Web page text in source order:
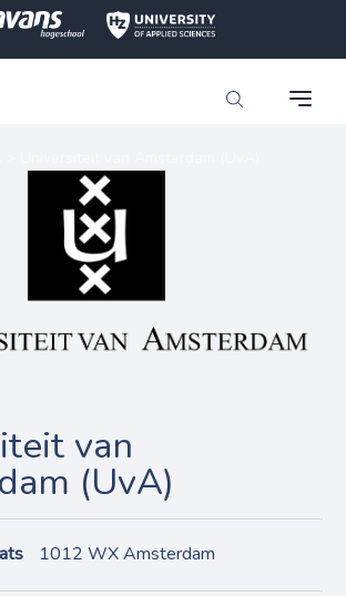
van
(UvA)
1012 WX Amsterdam